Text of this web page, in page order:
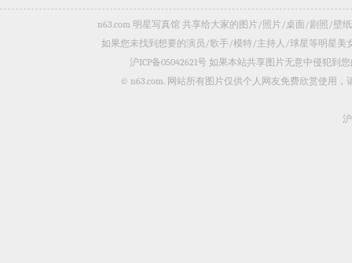
n63.com 明星写真馆 共享给大家的图片/照片/桌面/剧照/壁
如果您未找到想要的演员/歌手/模特/主持人/球星等明星美
沪ICP备05042621号 如果本站共享图片无意中侵犯到
© n63.com. 网站所有图片仅供个人网友免费欣赏使用